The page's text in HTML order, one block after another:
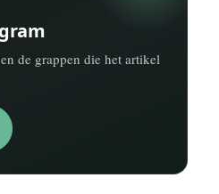
de grappen die het artikel